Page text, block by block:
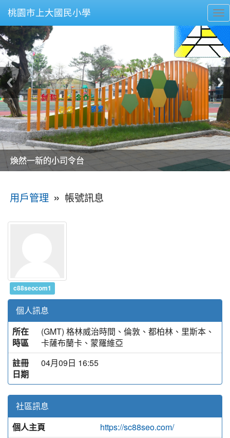
桃園市上大國民小學
美麗的操場是我們活力的來源
美麗的操場是我們活力的來源
煥然一新的小司令台
煥然一新的小司令台
富含桃園埤塘田園風光意象的中廊
富含桃園埤塘田園風光意象的中廊
嶄新的中庭廣場
嶄新的中庭廣場
水生池生生不息
水生池生生不息
用戶管理 » 帳號訊息
c88seocom1
個人訊息
所在
時區
(GMT) 格林威治時間、倫敦、都柏林、里斯本、
卡薩布蘭卡、蒙羅維亞
註冊
日期
04月09日 16:55
社區訊息
個人主頁
https://sc88seo.com/